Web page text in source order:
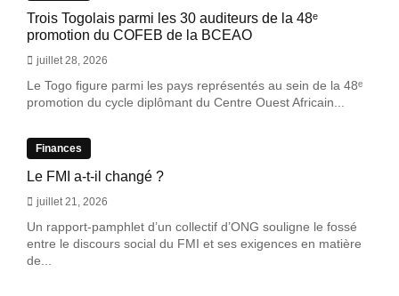
Trois Togolais parmi les 30 auditeurs de la 48ᵉ
promotion du COFEB de la BCEAO
juillet 28, 2026
Le Togo figure parmi les pays représentés au sein de la 48ᵉ
promotion du cycle diplômant du Centre Ouest Africain...
Finances
Le FMI a-t-il changé ?
juillet 21, 2026
Un rapport-pamphlet d’un collectif d’ONG souligne le fossé
entre le discours social du FMI et ses exigences en matière
de...